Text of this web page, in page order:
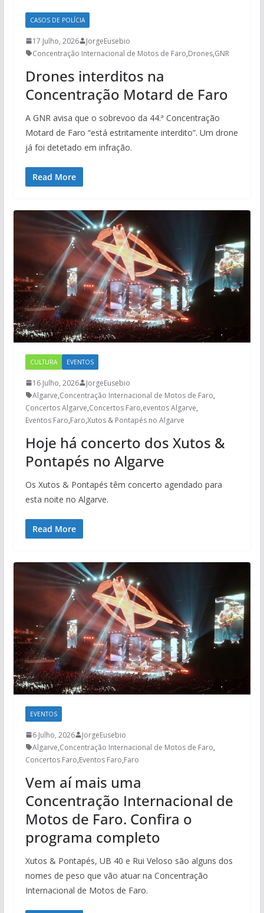
CASOS DE POLÍCIA
17 Julho, 2026
JorgeEusebio
Concentração Internacional de Motos de Faro,Drones,GNR
Drones interditos na
Concentração Motard de Faro
A GNR avisa que o sobrevoo da 44.ª Concentração
Motard de Faro “está estritamente interdito”. Um drone
já foi detetado em infração.
Read More
CULTURA EVENTOS
16 Julho, 2026
JorgeEusebio
Algarve,Concentração Internacional de Motos de Faro,
Concertos Algarve,Concertos Faro,eventos Algarve,
Eventos Faro,Faro,Xutos & Pontapés no Algarve
Hoje há concerto dos Xutos &
Pontapés no Algarve
Os Xutos & Pontapés têm concerto agendado para
esta noite no Algarve.
Read More
EVENTOS
6 Julho, 2026
JorgeEusebio
Algarve,Concentração Internacional de Motos de Faro,
Concertos Faro,Eventos Faro,Faro
Vem aí mais uma
Concentração Internacional de
Motos de Faro. Confira o
programa completo
Xutos & Pontapés, UB 40 e Rui Veloso são alguns dos
nomes de peso que vão atuar na Concentração
Internacional de Motos de Faro.